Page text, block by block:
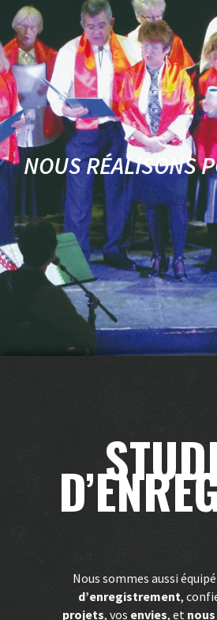
NOUS RÉALISONS
Nous sommes aussi équipé
d’enregistrement,
projets, vos envies, et